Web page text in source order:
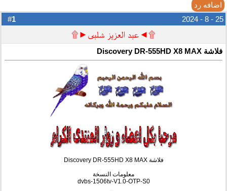
اضافه رد
1 25 - 8 - 2024
۩◄عبد العزيز شلبى►۩
فلاشة Discovery DR-555HD X8 MAX
فلاشة Discovery DR-555HD X8 MAX
معلومات النسخة
dvbs-1506tv-V1.0-OTP-S0